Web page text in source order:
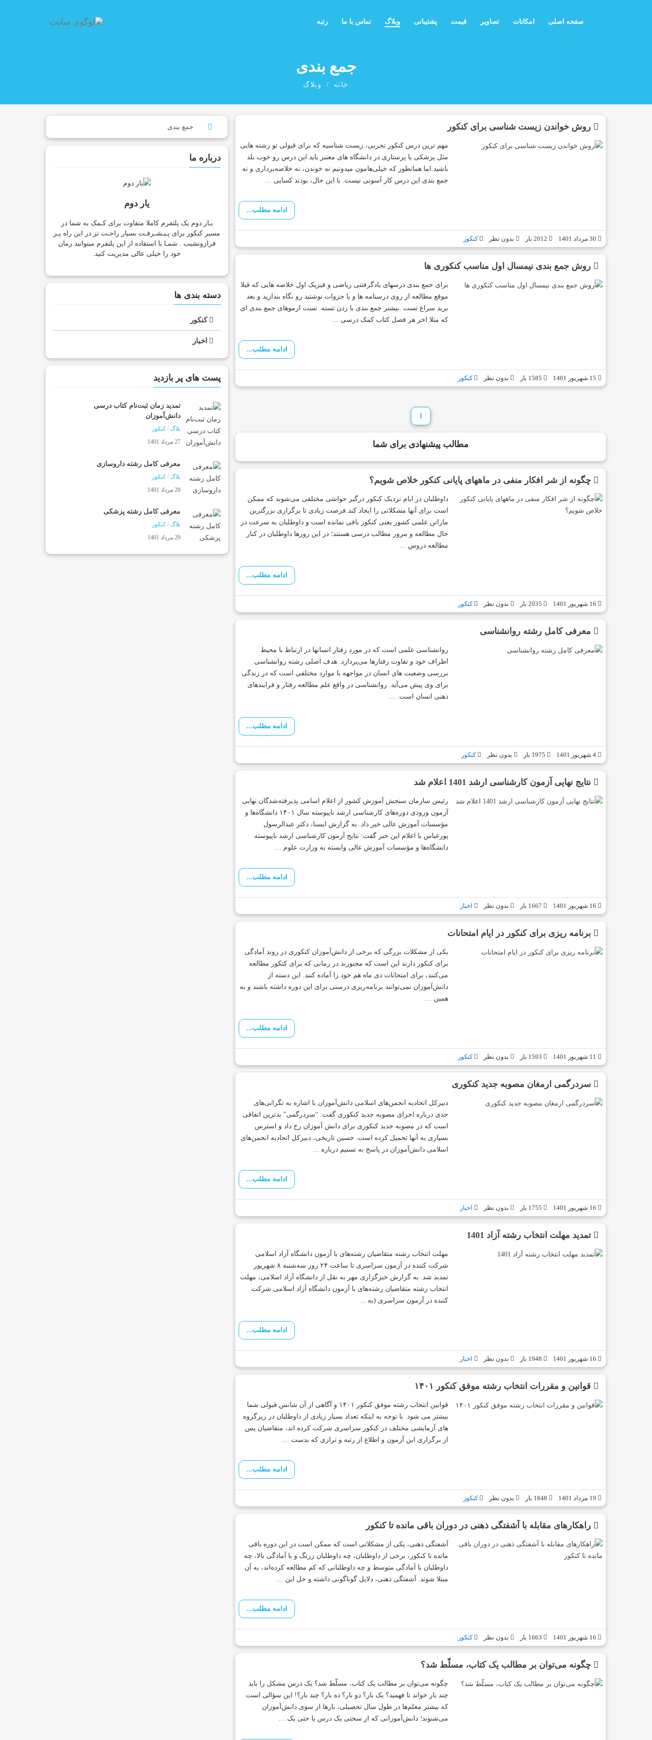
صفحه اصلی امکانات تصاویر قیمت پشتیبانی وبلاگ تماس با ما رتبه
جمع بندی
خانه وبلاگ
درباره ما
یار دوم
یـار دوم یک پلتفرم کاملا متفاوت برای کـمک به شما در
مسیر کنکور برای پـیـشـرفـت بسیار راحـت تر در این راه پـر
فرازونشیب . شمـا با استفاده از این پلتفرم میتوانید زمان
خود را خیلی عالی مدیریت کنید.
دسته بندی ها
کنکور
اخبار
پست های پر بازدید
تمدید زمان ثبت‌نام کتاب درسی
دانش‌آموزان
بلاگ / کنکور
27 مرداد 1401
معرفی کامل رشته داروسازی
بلاگ / کنکور
28 مرداد 1401
معرفی کامل رشته پزشکی
بلاگ / کنکور
29 مرداد 1401
روش خواندن زیست شناسی برای کنکور
مهم ترین درس کنکور تجربی، زیست شناسیه که برای قبولی تو رشته هایی
مثل پزشکی یا پرستاری در دانشگاه های معتبر باید این درس رو خوب بلد
باشید.اما همانطور که خیلی‌هامون میدونیم نه خوندن، نه خلاصه‌برداری و نه
جمع بندی این درس کار آسونی نیست. با این حال، بودند کسایی …
ادامه مطلب...
بدون نظر کنکور
روش جمع بندی نیمسال اول مناسب کنکوری ها
برای جمع بندی درسهای یادگرفتنی ریاضی و فیزیک اول خلاصه هایی که قبلا
موقع مطالعه از روی درسنامه ها و یا جزوات نوشتید رو نگاه بندازید و بعد
برید سراغ تست .بیشتر جمع بندی با زدن تسته. تست ازموهای جمع بندی ای
که مثلا اخر هر فصل کتاب کمک درسی …
ادامه مطلب...
بدون نظر کنکور
1
مطالب پیشنهادی برای شما
چگونه از شر افکار منفی در ماههای پایانی کنکور خلاص شویم؟
داوطلبان در ایام نزدیک کنکور درگیر حواشی مختلفی می‌شوند که ممکن
است برای آنها مشکلاتی را ایجاد کند.فرصت زیادی تا برگزاری بزرگترین
ماراتن علمی کشور یعنی کنکور باقی نمانده است و داوطلبان به سرعت در
حال مطالعه و مرور مطالب درسی هستند؛ در این روز‌ها داوطلبان در کنار
مطالعه دروس …
ادامه مطلب...
بدون نظر کنکور
معرفی کامل رشته روانشناسی
روانشناسی علمی است که در مورد رفتار انسانها در ارتباط با محیط
اطراف خود و تفاوت رفتارها می‌پردازد. هدف اصلی رشته روانشناسی
بررسی وضعیت های انسان در مواجهه با موارد مختلفی است که در زندگی
برای وی پیش می‌آید. روانشناسی در واقع علم مطالعه رفتار و فرایندهای
ذهنی انسان است. …
ادامه مطلب...
بدون نظر کنکور
نتایج نهایی آزمون کارشناسی ارشد 1401 اعلام شد
رئیس سازمان سنجش آموزش کشور از اعلام اسامی پذیرفته‌شدگان نهایی
آزمون ورودی دوره‌های کارشناسی ارشد ناپیوسته سال ۱۴۰۱ دانشگاه‌ها و
مؤسسات آموزش عالی خبر داد. به گزارش ایسنا، دکتر عبدالرسول
پورعباس با اعلام این خبر گفت: نتایج آزمون کارشناسی ارشد ناپیوسته
دانشگاه‌ها و مؤسسات آموزش عالی وابسته به وزارت علوم …
ادامه مطلب...
بدون نظر اخبار
برنامه‌ ریزی برای کنکور در ایام امتحانات
یکی از مشکلات بزرگی که برخی از دانش‌آموزان کنکوری در روند آمادگی
برای کنکور دارند این است که مجبورند در زمانی که برای کنکور مطالعه
می‌کنند، برای امتحانات دی ماه هم خود را آماده کنند. این دسته از
دانش‌آموزان نمی‌توانند برنامه‌ریزی درستی برای این دوره داشته باشند و به
همین …
ادامه مطلب...
بدون نظر کنکور
سردرگمی ارمغان مصوبه جدید کنکوری
دبیرکل اتحادیه انجمن‌های اسلامی دانش‌آموزان با اشاره به نگرانی‌های
جدی درباره اجرای مصوبه جدید کنکوری گفت: “سردرگمی” بدترین اتفاقی
است که در مصوبه جدید کنکوری برای دانش آموزان رخ داد و استرس
بسیاری به آنها تحمیل کرده است. حسین تاریخی، دبیرکل اتحادیه انجمن‌های
اسلامی دانش‌آموزان در پاسخ به تسنیم درباره …
ادامه مطلب...
بدون نظر اخبار
تمدید مهلت انتخاب رشته آزاد 1401
مهلت انتخاب رشته متقاضیان رشته‌های با آزمون دانشگاه آزاد اسلامی
شرکت کننده در آزمون سراسری تا ساعت ۲۴ روز سه‌شنبه ۸ شهریور
تمدید شد. به گزارش خبرگزاری مهر به نقل از دانشگاه آزاد اسلامی، مهلت
انتخاب رشته متقاضیان رشته‌های با آزمون دانشگاه آزاد اسلامی شرکت
کننده در آزمون سراسری (به …
ادامه مطلب...
بدون نظر اخبار
قوانین و مقررات انتخاب رشته موفق کنکور ۱۴۰۱
قوانین انتخاب رشته موفق کنکور ۱۴۰۱ و آگاهی از آن شانس قبولی شما
بیشتر می شود. با توجه به اینکه تعداد بسیار زیادی از داوطلبان در زیرگروه
های آزمایشی مختلف در کنکور سراسری شرکت کرده اند، متقاضیان پس
از برگزاری این آزمون و اطلاع از رتبه و ترازی که بدست …
ادامه مطلب...
بدون نظر کنکور
راهکارهای مقابله با آشفتگی ذهنی در دوران باقی مانده تا کنکور
آشفتگی ذهنی، یکی از مشکلاتی است که ممکن است در این دوره باقی
مانده تا کنکور، برخی از داوطلبان، چه داوطلبان زرنگ و با آمادگی بالا، چه
داوطلبان با آمادگی متوسط و چه داوطلبانی که کم مطالعه کرده‌اند، به آن
مبتلا شوند. آشفتگی ذهنی، دلایل گوناگونی داشته و حل این …
ادامه مطلب...
بدون نظر کنکور
چگونه می‌توان بر مطالب یک کتاب، مسلّط شد؟
چگونه می‌توان بر مطالب یک کتاب، مسلّط شد؟ یک درس مشکل را باید
چند بار خواند تا فهمید؟ یک بار؟ دو بار؟ ده بار؟ چند بار؟! این سؤالی است
که بیشتر معلم‌ها در طول سال تحصیلی، بارها از سوی دانش‌آموزان
می‌شنوند؛ دانش‌آموزانی که از سختی یک درس یا حتی یک …